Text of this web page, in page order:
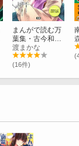
まんがで読む万
葉集・古今和歌
集・新古今和歌
集
渡まかな
(16件)